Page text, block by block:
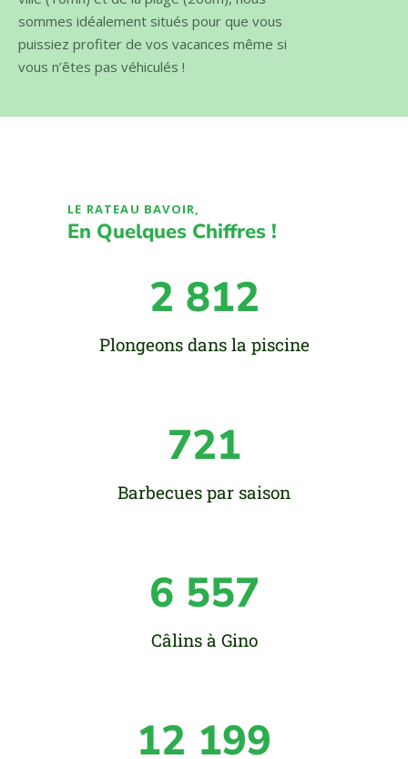
A quelques pas du supermarché, du centre
ville (10mn) et de la plage (200m), nous
sommes idéalement situés pour que vous
vous n’êtes pas véhiculés !
En Quelques Chiffres !
2 812
721
6 557